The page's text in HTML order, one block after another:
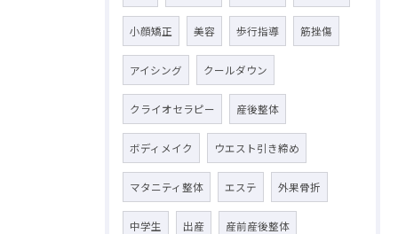
小顔矯正 美容 歩行指導 筋挫傷
アイシング クールダウン
クライオセラピー 産後整体
ボディメイク ウエスト引き締め
マタニティ整体 エステ 外果骨折
中学生 出産 産前産後整体